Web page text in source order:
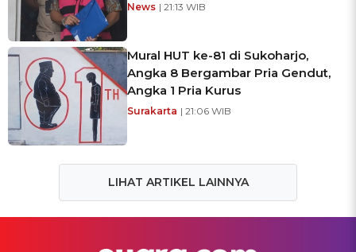
News | 21:13 WIB
Mural HUT ke-81 di Sukoharjo,
Angka 8 Bergambar Pria Gendut,
Angka 1 Pria Kurus
Surakarta | 21:06 WIB
LIHAT ARTIKEL LAINNYA